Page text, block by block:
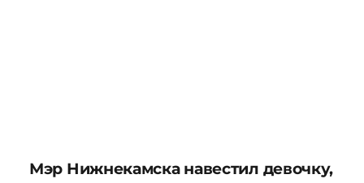
Мэр Нижнекамска навестил девочку,